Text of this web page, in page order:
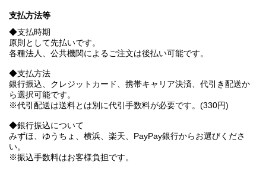
支払方法等
◆支払時期
原則として先払いです。
各種法人、公共機関によるご注文は後払い可能です。
◆支払方法
銀行振込、クレジットカード、携帯キャリア決済、代引き配送か
ら選択可能です。
※代引配送は送料とは別に代引手数料が必要です。(330円)
◆銀行振込について
みずほ、ゆうちょ、横浜、楽天、PayPay銀行からお選びくださ
い。
※振込手数料はお客様負担です。